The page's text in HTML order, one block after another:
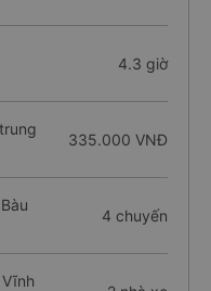
4.3 giờ
335.000 VNĐ
4 chuyến